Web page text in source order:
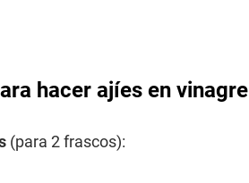
hacer ajíes en vinagre
(para 2 frascos):